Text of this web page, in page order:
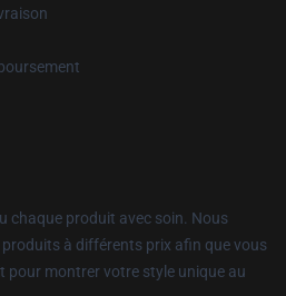
chaque produit avec soin. Nous
à différents prix afin que vous
pour montrer votre style unique au